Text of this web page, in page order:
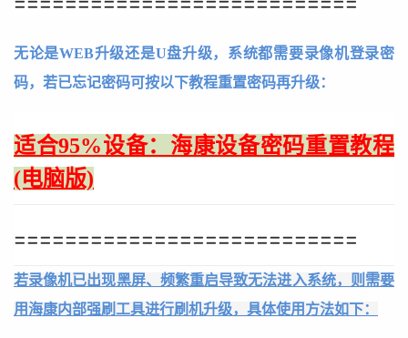
无论是WEB升级还是U盘升级，系统都需要录像机登录密
码，若已忘记密码可按以下教程重置密码再升级：
适合95%设备：海康设备密码重置教程
(电脑版)
===========================
若录像机已出现黑屏、频繁重启导致无法进入系统，则需要
用海康内部强刷工具进行刷机升级，具体使用方法如下：